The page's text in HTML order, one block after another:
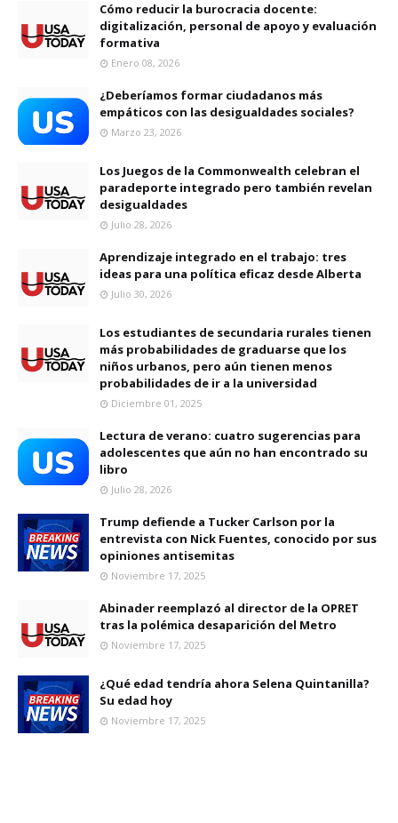
Cómo reducir la burocracia docente:
digitalización, personal de apoyo y evaluación
formativa
Enero 08, 2026
¿Deberíamos formar ciudadanos más
empáticos con las desigualdades sociales?
Marzo 23, 2026
Los Juegos de la Commonwealth celebran el
paradeporte integrado pero también revelan
desigualdades
Julio 28, 2026
Aprendizaje integrado en el trabajo: tres
ideas para una política eficaz desde Alberta
Julio 30, 2026
Los estudiantes de secundaria rurales tienen
más probabilidades de graduarse que los
niños urbanos, pero aún tienen menos
probabilidades de ir a la universidad
Diciembre 01, 2025
Lectura de verano: cuatro sugerencias para
adolescentes que aún no han encontrado su
libro
Julio 28, 2026
Trump defiende a Tucker Carlson por la
entrevista con Nick Fuentes, conocido por sus
opiniones antisemitas
Noviembre 17, 2025
Abinader reemplazó al director de la OPRET
tras la polémica desaparición del Metro
Noviembre 17, 2025
¿Qué edad tendría ahora Selena Quintanilla?
Su edad hoy
Noviembre 17, 2025